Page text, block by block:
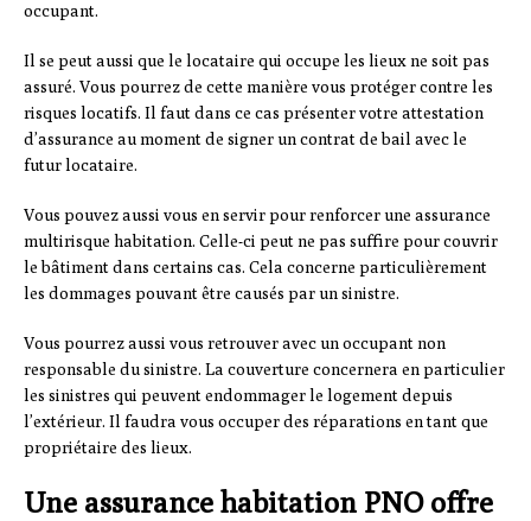
occupant.
Il se peut aussi que le locataire qui occupe les lieux ne soit pas
assuré. Vous pourrez de cette manière vous protéger contre les
risques locatifs. Il faut dans ce cas présenter votre attestation
d’assurance au moment de signer un contrat de bail avec le
futur locataire.
Vous pouvez aussi vous en servir pour renforcer une assurance
multirisque habitation. Celle-ci peut ne pas suffire pour couvrir
le bâtiment dans certains cas. Cela concerne particulièrement
les dommages pouvant être causés par un sinistre.
Vous pourrez aussi vous retrouver avec un occupant non
responsable du sinistre. La couverture concernera en particulier
les sinistres qui peuvent endommager le logement depuis
l’extérieur. Il faudra vous occuper des réparations en tant que
propriétaire des lieux.
Une assurance habitation PNO offre